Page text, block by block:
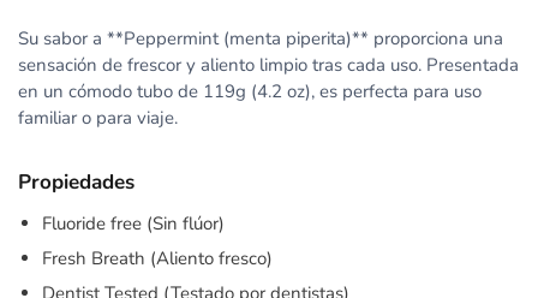
Su sabor a **Peppermint (menta piperita)** proporciona una
sensación de frescor y aliento limpio tras cada uso. Presentada
en un cómodo tubo de 119g (4.2 oz), es perfecta para uso
familiar o para viaje.
Propiedades
Fluoride free (Sin flúor)
Fresh Breath (Aliento fresco)